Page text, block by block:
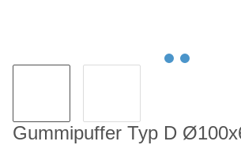
Gummipuffer Typ D